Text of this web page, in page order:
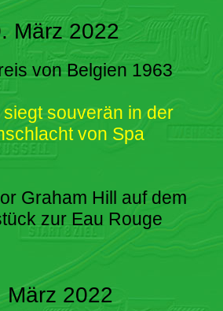
März 2022
von Belgien 1963
souverän in der
von Spa
Graham Hill auf dem
zur Eau Rouge
März 2022